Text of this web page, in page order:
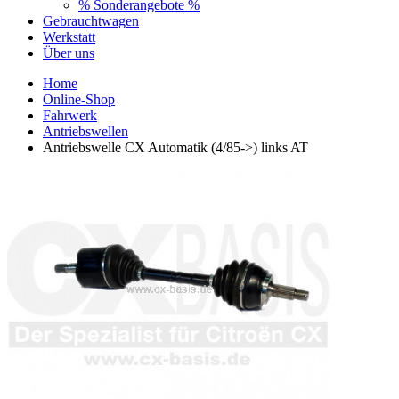
% Sonderangebote %
Gebrauchtwagen
Werkstatt
Über uns
Home
Online-Shop
Fahrwerk
Antriebswellen
Antriebswelle CX Automatik (4/85->) links AT